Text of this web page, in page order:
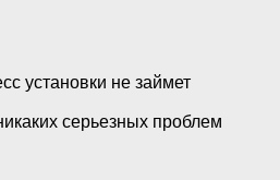
установки не займет
серьезных проблем